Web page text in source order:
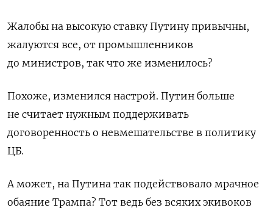
Жалобы на высокую ставку Путину привычны,
жалуются все, от промышленников
до министров, так что же изменилось?
Похоже, изменился настрой. Путин больше
не считает нужным поддерживать
договоренность о невмешательстве в политику
ЦБ.
А может, на Путина так подействовало мрачное
обаяние Трампа? Тот ведь без всяких экивоков